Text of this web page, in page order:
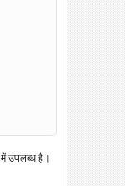
उपलब्ध है।